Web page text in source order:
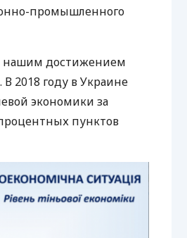
промышленного
нашим достижением
2018 году в Украине
экономики за
пунктов